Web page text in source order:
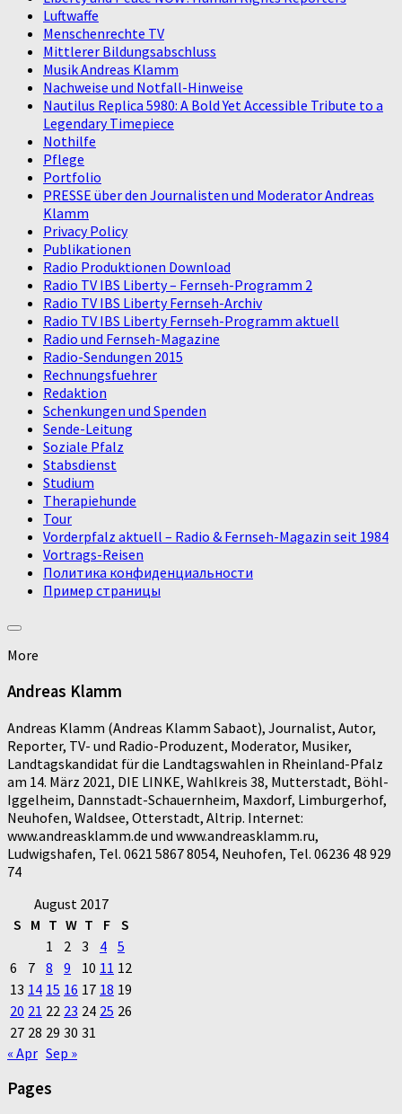
Luftwaffe
Menschenrechte TV
Mittlerer Bildungsabschluss
Musik Andreas Klamm
Nachweise und Notfall-Hinweise
Nautilus Replica 5980: A Bold Yet Accessible Tribute to a
Legendary Timepiece
Nothilfe
Pflege
Portfolio
PRESSE über den Journalisten und Moderator Andreas
Klamm
Privacy Policy
Publikationen
Radio Produktionen Download
Radio TV IBS Liberty – Fernseh-Programm 2
Radio TV IBS Liberty Fernseh-Archiv
Radio TV IBS Liberty Fernseh-Programm aktuell
Radio und Fernseh-Magazine
Radio-Sendungen 2015
Rechnungsfuehrer
Redaktion
Schenkungen und Spenden
Sende-Leitung
Soziale Pfalz
Stabsdienst
Studium
Therapiehunde
Tour
Vorderpfalz aktuell – Radio & Fernseh-Magazin seit 1984
Vortrags-Reisen
Политика конфиденциальности
Пример страницы
More
Andreas Klamm
Andreas Klamm (Andreas Klamm Sabaot), Journalist, Autor,
Reporter, TV- und Radio-Produzent, Moderator, Musiker,
Landtagskandidat für die Landtagswahlen in Rheinland-Pfalz
am 14. März 2021, DIE LINKE, Wahlkreis 38, Mutterstadt, Böhl-
Iggelheim, Dannstadt-Schauernheim, Maxdorf, Limburgerhof,
Neuhofen, Waldsee, Otterstadt, Altrip. Internet:
www.andreasklamm.de und www.andreasklamm.ru,
Ludwigshafen, Tel. 0621 5867 8054, Neuhofen, Tel. 06236 48 929
74
August 2017
S M T W T F S
1
2 3 4 5
6
7 8 9 10 11 12
13 14 15 16 17 18 19
20 21 22 23 24 25 26
27 28 29 30 31
« Apr Sep »
Pages